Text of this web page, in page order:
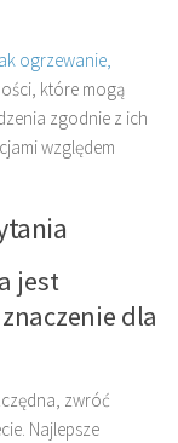
ogrzewanie,
które mogą
zgodnie z ich
względem
jest
dla
zwróć
Najlepsze